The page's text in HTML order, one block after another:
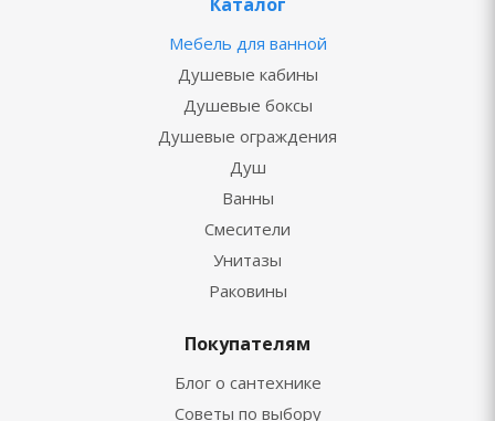
Мебель для ванной
Душевые кабины
Душевые боксы
Душевые ограждения
Душ
Ванны
Смесители
Унитазы
Раковины
Покупателям
Блог о сантехнике
Советы по выбору